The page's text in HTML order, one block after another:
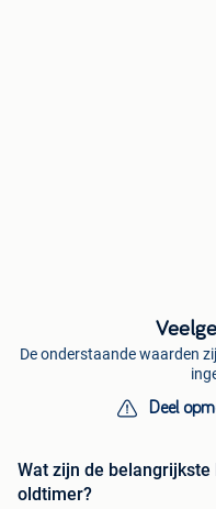
De onderstaande waarden
Deel
Wat zijn de
oldtimer?